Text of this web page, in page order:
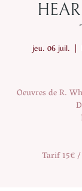
jeu. 06 juil.
Oeuvres de R.
Tarif 15€